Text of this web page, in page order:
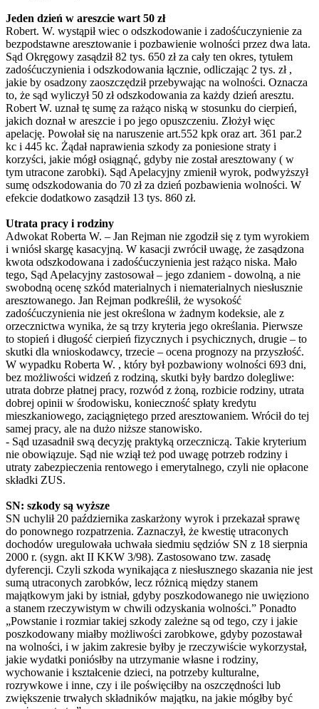
Jeden dzień w areszcie wart 50 zł
Robert. W. wystąpił wiec o odszkodowanie i zadośćuczynienie za
bezpodstawne aresztowanie i pozbawienie wolności przez dwa lata.
Sąd Okręgowy zasądził 82 tys. 650 zł za cały ten okres, tytułem
zadośćuczynienia i odszkodowania łącznie, odliczając 2 tys. zł ,
jakie by osadzony zaoszczędził przebywając na wolności. Oznacza
to, że sąd wyliczył 50 zł odszkodowania za każdy dzień aresztu.
Robert W. uznał tę sumę za rażąco niską w stosunku do cierpień,
jakich doznał w areszcie i po jego opuszczeniu. Złożył więc
apelację. Powołał się na naruszenie art.552 kpk oraz art. 361 par.2
kc i 445 kc. Żądał naprawienia szkody za poniesione straty i
korzyści, jakie mógł osiągnąć, gdyby nie został aresztowany ( w
tym utracone zarobki). Sąd Apelacyjny zmienił wyrok, podwyższył
sumę odszkodowania do 70 zł za dzień pozbawienia wolności. W
efekcie dodatkowo zasądził 13 tys. 860 zł.
Utrata pracy i rodziny
Adwokat Roberta W. – Jan Rejman nie zgodził się z tym wyrokiem
i wniósł skargę kasacyjną. W kasacji zwrócił uwagę, że zasądzona
kwota odszkodowana i zadośćuczynienia jest rażąco niska. Mało
tego, Sąd Apelacyjny zastosował – jego zdaniem - dowolną, a nie
swobodną ocenę szkód materialnych i niematerialnych niesłusznie
aresztowanego. Jan Rejman podkreślił, że wysokość
zadośćuczynienia nie jest określona w żadnym kodeksie, ale z
orzecznictwa wynika, że są trzy kryteria jego określania. Pierwsze
to stopień i długość cierpień fizycznych i psychicznych, drugie – to
skutki dla wnioskodawcy, trzecie – ocena prognozy na przyszłość.
W wypadku Roberta W. , który był pozbawiony wolności 693 dni,
bez możliwości widzeń z rodziną, skutki były bardzo dolegliwe:
utrata dobrze płatnej pracy, rozwód z żoną, rozbicie rodziny, utrata
dobrej opinii w środowisku, konieczność spłaty kredytu
mieszkaniowego, zaciągniętego przed aresztowaniem. Wrócił do tej
samej pracy, ale na dużo niższe stanowisko.
- Sąd uzasadnił swą decyzję praktyką orzeczniczą. Takie kryterium
nie obowiązuje. Sąd nie wziął też pod uwagę potrzeb rodziny i
utraty zabezpieczenia rentowego i emerytalnego, czyli nie opłacone
składki ZUS.
SN: szkody są wyższe
SN uchylił 20 października zaskarżony wyrok i przekazał sprawę
do ponownego rozpatrzenia. Zaznaczył, że kwestię utraconych
dochodów uregulowała uchwała siedmiu sędziów SN z 18 sierpnia
2000 r. (sygn. akt II KKW 3/98). Zastosowano tzw. zasadę
dyferencji. Czyli szkoda wynikająca z niesłusznego skazania nie jest
sumą utraconych zarobków, lecz różnicą między stanem
majątkowym jaki by istniał, gdyby poszkodowanego nie uwięziono
a stanem rzeczywistym w chwili odzyskania wolności.” Ponadto
„Powstanie i rozmiar takiej szkody zależne są od tego, czy i jakie
poszkodowany miałby możliwości zarobkowe, gdyby pozostawał
na wolności, i w jakim zakresie byłby je rzeczywiście wykorzystał,
jakie wydatki poniósłby na utrzymanie własne i rodziny,
wychowanie i kształcenie dzieci, na potrzeby kulturalne,
rozrywkowe i inne, czy i ile poświęciłby na oszczędności lub
zwiększenie trwałych składników majątku, na jakie mógłby być